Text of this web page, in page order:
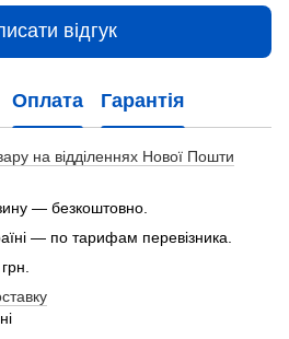
відгук
Оплата Гарантія
на відділеннях Нової Пошти
— безкоштовно.
— по тарифам перевізника.